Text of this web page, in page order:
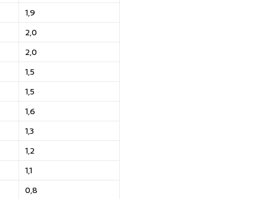
1,9
2,0
2,0
1,5
1,5
1,6
1,3
1,2
1,1
0,8